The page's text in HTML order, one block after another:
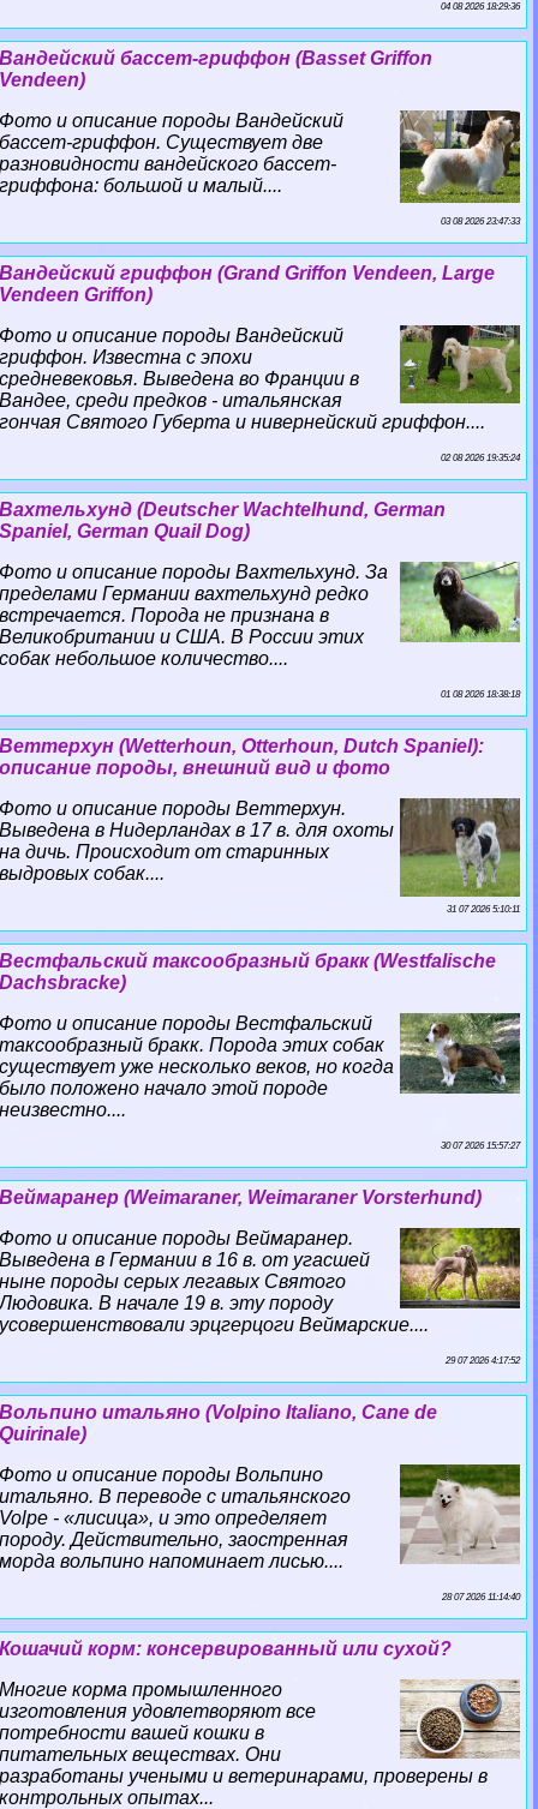
04 08 2026 18:29:36
Вандейский бассет-гриффон (Basset Griffon
Vendeen)
Фото и описание породы Вандейский
бассет-гриффон. Существует две
разновидности вандейского бассет-
гриффона: большой и малый....
03 08 2026 23:47:33
Вандейский гриффон (Grand Griffon Vendeen, Large
Vendeen Griffon)
Фото и описание породы Вандейский
гриффон. Известна с эпохи
средневековья. Выведена во Франции в
Вандее, среди предков - итальянская
гончая Святого Губерта и нивернейский гриффон....
02 08 2026 19:35:24
Вахтельхунд (Deutscher Wachtelhund, German
Spaniel, German Quail Dog)
Фото и описание породы Вахтельхунд. За
пределами Германии вахтельхунд редко
встречается. Порода не признана в
Великобритании и США. В России этих
собак небольшое количество....
01 08 2026 18:38:18
Веттерхун (Wetterhoun, Otterhoun, Dutch Spaniel):
описание породы, внешний вид и фото
Фото и описание породы Веттерхун.
Выведена в Нидерландах в 17 в. для охоты
на дичь. Происходит от старинных
выдровых собак....
31 07 2026 5:10:11
Вестфальский таксообразный бpaкк (Westfalische
Dachsbracke)
Фото и описание породы Вестфальский
таксообразный бpaкк. Порода этих собак
существует уже несколько веков, но когда
было положено начало этой породе
неизвестно....
30 07 2026 15:57:27
Веймаранер (Weimaraner, Weimaraner Vorsterhund)
Фото и описание породы Веймаранер.
Выведена в Германии в 16 в. от угасшей
ныне породы серых легавых Святого
Людовика. В начале 19 в. эту породу
усовершенствовали эрцгерцоги Веймарские....
29 07 2026 4:17:52
Вольпино итальяно (Volpino Italiano, Cane de
Quirinale)
Фото и описание породы Вольпино
итальяно. В переводе с итальянского
Volpe - «лисица», и это определяет
породу. Действительно, заостренная
морда вольпино напоминает лисью....
28 07 2026 11:14:40
Кошачий корм: консервированный или сухой?
Многие корма промышленного
изготовления удовлетворяют все
потребности вашей кошки в
питательных веществах. Они
разработаны учеными и ветеринарами, проверены в
контрольных опытах...